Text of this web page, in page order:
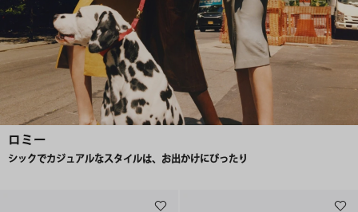
ロミー
シックでカジュアルなスタイルは、お出かけにぴったり